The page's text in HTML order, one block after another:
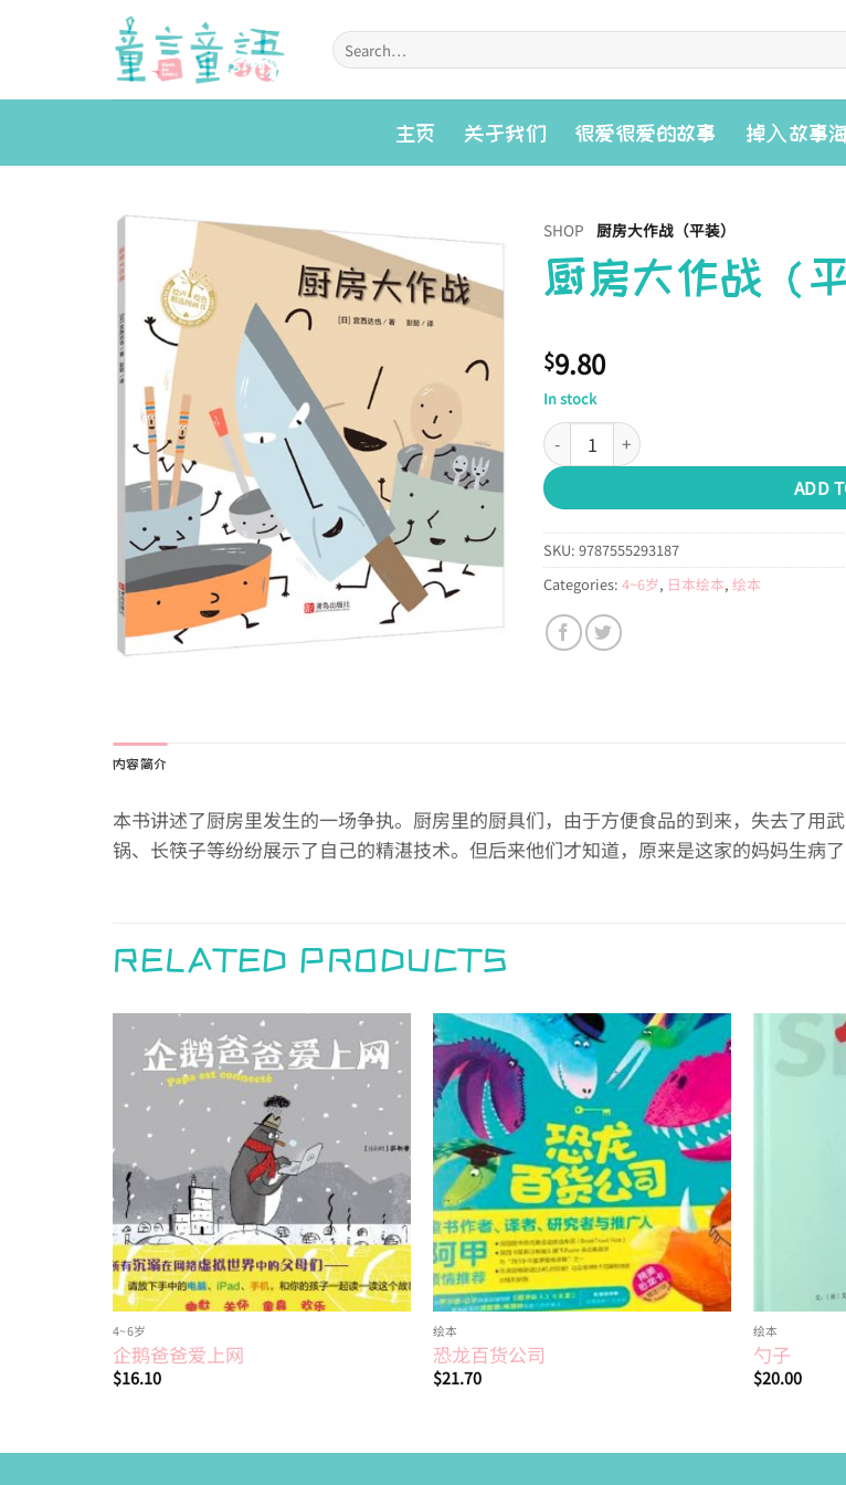
Search
for:
主页 关于我们 很爱很爱的故事 掉入故事
Add to
wishlist
SHOP 厨房大作战（平装）
厨房大作战（平
$9.80
In stock
厨房大作战（平装） quantity
ADD
SKU: 9787555293187
Categories: 4~6岁, 日本绘本, 绘本
内容简介
本书讲述了厨房里发生的一场争执。厨房里的厨具们，由于方便食品的到来，失去了用
锅、长筷子等纷纷展示了自己的精湛技术。但后来他们才知道，原来是这家的妈妈生病
RELATED PRODUCTS
Add to
wishlist
4~6岁
企鹅爸爸爱上网
$16.10
Add to
wishlist
绘本
恐龙百货公司
$21.70
绘本
勺子
$20.00